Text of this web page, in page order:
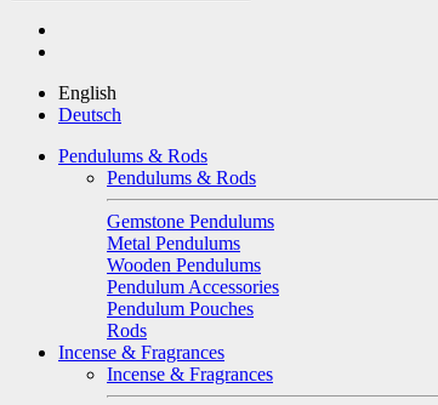
English
Deutsch
Pendulums & Rods
Pendulums & Rods
Gemstone Pendulums
Metal Pendulums
Wooden Pendulums
Pendulum Accessories
Pendulum Pouches
Rods
Incense & Fragrances
Incense & Fragrances